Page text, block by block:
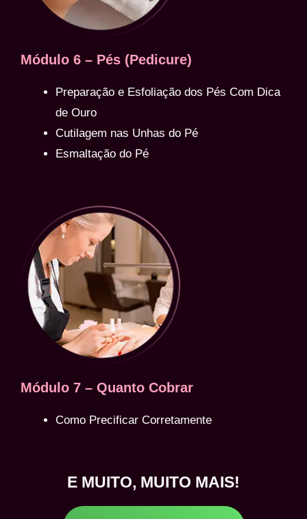
Módulo 6 – Pés (Pedicure)
Preparação e Esfoliação dos Pés Com Dica
de Ouro
Cutilagem nas Unhas do Pé
Esmaltação do Pé
Módulo 7 – Quanto Cobrar
Como Precificar Corretamente
E MUITO, MUITO MAIS!